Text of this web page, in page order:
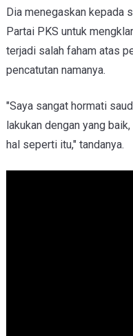
Dia menegaskan kepada
Partai PKS untuk
terjadi salah faham atas
pencatutan namanya.
"Saya sangat hormati
lakukan dengan yang
hal seperti itu," tandanya.